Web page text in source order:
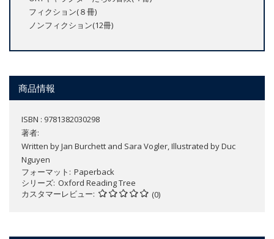
フィクション(８冊)
ノンフィクション(12冊)
商品情報
ISBN : 9781382030298
著者:
Written by Jan Burchett and Sara Vogler, Illustrated by Duc
Nguyen
フォーマット
Paperback
シリーズ Oxford Reading Tree
カスタマーレビュー
(0)